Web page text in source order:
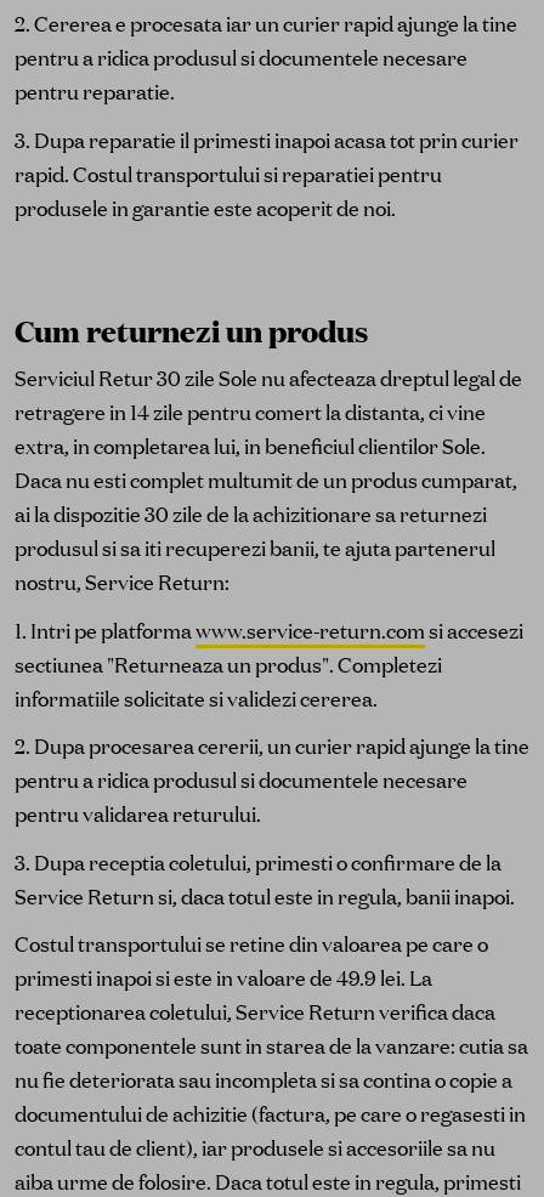
2. Cererea e procesata iar un curier rapid ajunge la tine
pentru a ridica produsul si documentele necesare
pentru reparatie.
3. Dupa reparatie il primesti inapoi acasa tot prin curier
rapid. Costul transportului si reparatiei pentru
produsele in garantie este acoperit de noi.
Cum returnezi un produs
Serviciul Retur 30 zile Sole nu afecteaza dreptul legal de
retragere in 14 zile pentru comert la distanta, ci vine
extra, in completarea lui, in beneficiul clientilor Sole.
Daca nu esti complet multumit de un produs cumparat,
ai la dispozitie 30 zile de la achizitionare sa returnezi
produsul si sa iti recuperezi banii, te ajuta partenerul
nostru, Service Return:
1. Intri pe platformawww.service-return.comsi accesezi
sectiunea "Returneaza un produs". Completezi
informatiile solicitate si validezi cererea.
2. Dupa procesarea cererii, un curier rapid ajunge la tine
pentru a ridica produsul si documentele necesare
pentru validarea returului.
3. Dupa receptia coletului, primesti o confirmare de la
Service Return si, daca totul este in regula, banii inapoi.
Costul transportului se retine din valoarea pe care o
primesti inapoi si este in valoare de 49.9 lei. La
receptionarea coletului, Service Return verifica daca
toate componentele sunt in starea de la vanzare: cutia sa
nu fie deteriorata sau incompleta si sa contina o copie a
documentului de achizitie (factura, pe care o regasesti in
contul tau de client), iar produsele si accesoriile sa nu
aiba urme de folosire. Daca totul este in regula, primesti